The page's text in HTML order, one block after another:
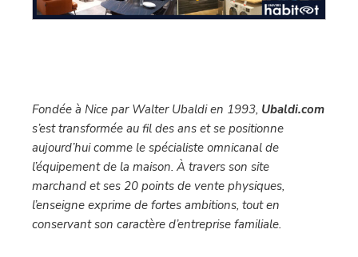
Fondée à Nice par Walter Ubaldi en 1993, Ubaldi.com
s’est transformée au fil des ans et se positionne
aujourd’hui comme le spécialiste omnicanal de
l’équipement de la maison. À travers son site
marchand et ses 20 points de vente physiques,
l’enseigne exprime de fortes ambitions, tout en
conservant son caractère d’entreprise familiale.